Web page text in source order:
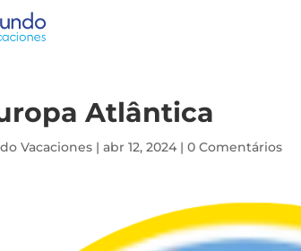
Atlântica
Vacaciones |abr 12, 2024 |0 Comentários